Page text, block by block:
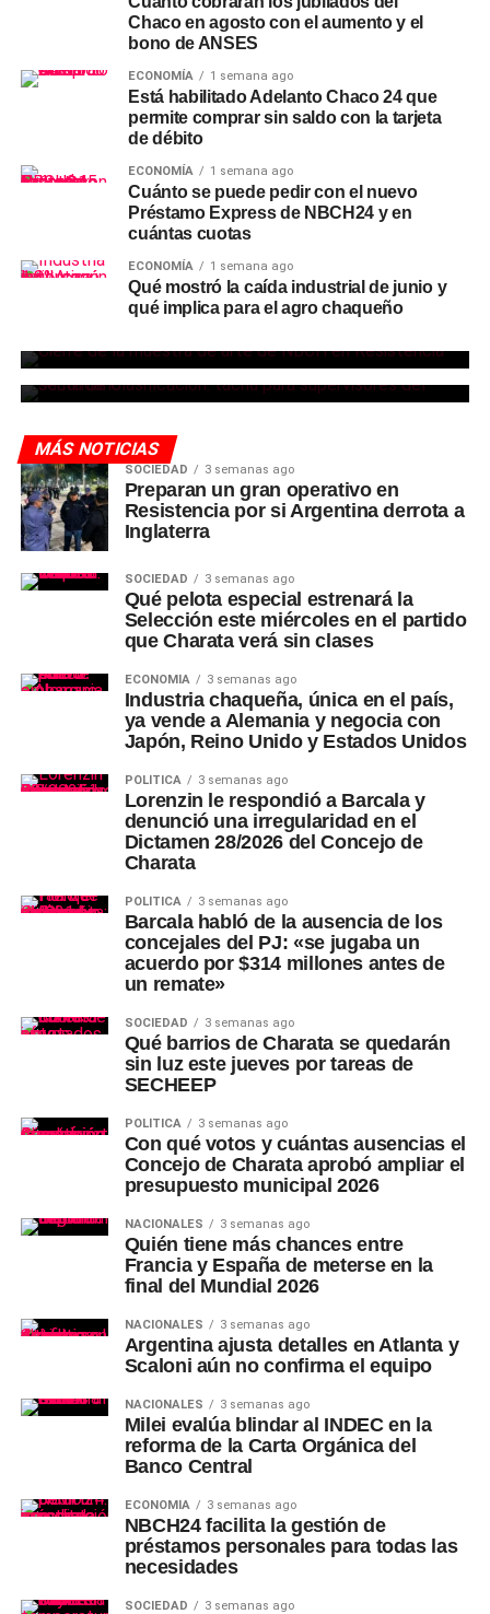
Chaco en agosto con el aumento y el
bono de ANSES
ECONOMÍA 1 semana ago
Está habilitado Adelanto Chaco 24 que
permite comprar sin saldo con la tarjeta
de débito
ECONOMÍA 1 semana ago
Cuánto se puede pedir con el nuevo
Préstamo Express de NBCH24 y en
cuántas cuotas
ECONOMÍA 1 semana ago
Qué mostró la caída industrial de junio y
qué implica para el agro chaqueño
8 horas ago
NBCH invitó al cierre de su muestra de
8 horas ago
designación de supervisores del nivel
secundario
MÁS NOTICIAS
SOCIEDAD 3 semanas ago
Preparan un gran operativo en
Resistencia por si Argentina derrota a
Inglaterra
SOCIEDAD 3 semanas ago
Qué pelota especial estrenará la
Selección este miércoles en el partido
que Charata verá sin clases
ECONOMÍA 3 semanas ago
Industria chaqueña, única en el país,
ya vende a Alemania y negocia con
Japón, Reino Unido y Estados Unidos
POLÍTICA 3 semanas ago
Lorenzin le respondió a Barcala y
denunció una irregularidad en el
Dictamen 28/2026 del Concejo de
Charata
POLÍTICA 3 semanas ago
Barcala habló de la ausencia de los
concejales del PJ: «se jugaba un
acuerdo por $314 millones antes de
un remate»
SOCIEDAD 3 semanas ago
Qué barrios de Charata se quedarán
sin luz este jueves por tareas de
SECHEEP
POLÍTICA 3 semanas ago
Con qué votos y cuántas ausencias el
Concejo de Charata aprobó ampliar el
presupuesto municipal 2026
NACIONALES 3 semanas ago
Quién tiene más chances entre
Francia y España de meterse en la
final del Mundial 2026
NACIONALES 3 semanas ago
Argentina ajusta detalles en Atlanta y
Scaloni aún no confirma el equipo
NACIONALES 3 semanas ago
Milei evalúa blindar al INDEC en la
reforma de la Carta Orgánica del
Banco Central
ECONOMÍA 3 semanas ago
NBCH24 facilita la gestión de
préstamos personales para todas las
necesidades
SOCIEDAD 3 semanas ago